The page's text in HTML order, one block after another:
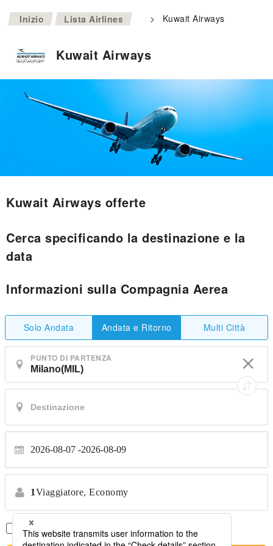
Inizio >
Lista Airlines > Kuwait Airways
Kuwait Airways
Kuwait Airways offerte
Cerca specificando la destinazione e la
data
Informazioni sulla Compagnia Aerea
Solo Andata Andata e Ritorno Multi Città
PUNTO DI PARTENZA
2026-08-07 2026-08-09
1Viaggiatore, Economy
Solo Voli Diretti *Nessun trasferimento